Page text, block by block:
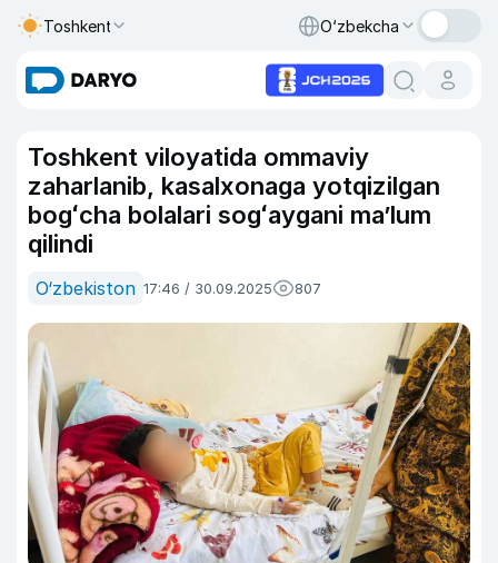
Toshkent O‘zbekcha
Toshkent viloyatida ommaviy
zaharlanib, kasalxonaga yotqizilgan
bogʻcha bolalari sogʻaygani maʼlum
qilindi
O‘zbekiston 17:46 / 30.09.2025 807